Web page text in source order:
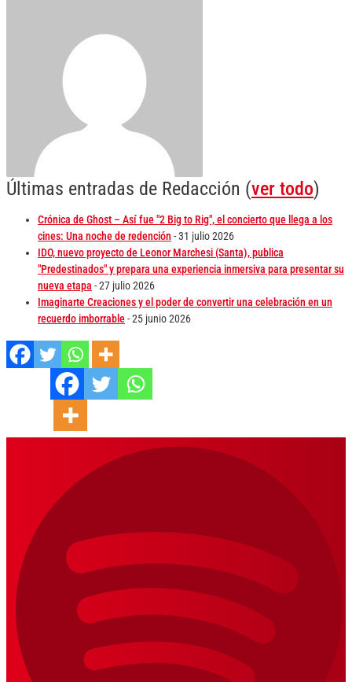
Últimas entradas de Redacción (ver todo)
Crónica de Ghost – Así fue "2 Big to Rig", el concierto que llega a los
cines: Una noche de redención - 31 julio 2026
IDO, nuevo proyecto de Leonor Marchesi (Santa), publica
"Predestinados" y prepara una experiencia inmersiva para presentar su
nueva etapa - 27 julio 2026
Imaginarte Creaciones y el poder de convertir una celebración en un
recuerdo imborrable- 25 junio 2026